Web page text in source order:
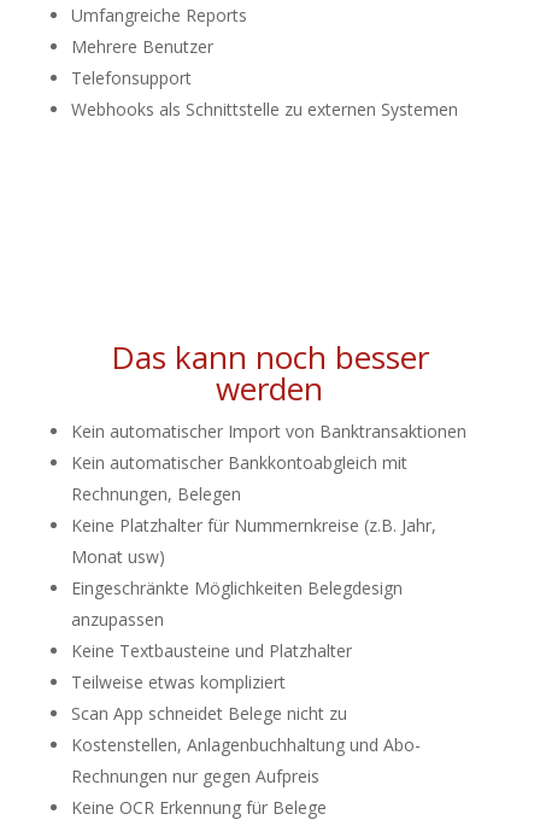
Umfangreiche Reports
Mehrere Benutzer
Telefonsupport
Webhooks als Schnittstelle zu externen Systemen
Das kann noch besser
werden
Kein automatischer Import von Banktransaktionen
Kein automatischer Bankkontoabgleich mit
Rechnungen, Belegen
Keine Platzhalter für Nummernkreise (z.B. Jahr,
Monat usw)
Eingeschränkte Möglichkeiten Belegdesign
anzupassen
Keine Textbausteine und Platzhalter
Teilweise etwas kompliziert
Scan App schneidet Belege nicht zu
Kostenstellen, Anlagenbuchhaltung und Abo-
Rechnungen nur gegen Aufpreis
Keine OCR Erkennung für Belege